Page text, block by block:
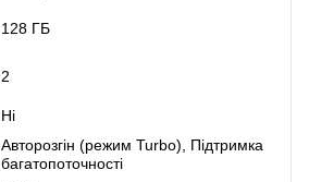
128 ГБ
2
Ні
Авторозгін (режим Turbo), Підтримка
багатопоточності